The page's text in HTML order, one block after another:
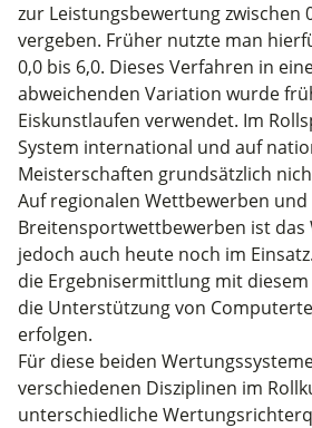
zur Leistungsbewertung zwischen
vergeben. Früher nutzte man
0,0 bis 6,0. Dieses Verfahren in
abweichenden Variation wurde
Eiskunstlaufen verwendet. Im
System international und auf
Meisterschaften grundsätzlich
Auf regionalen Wettbewerben und
Breitensportwettbewerben ist das
jedoch auch heute noch im
die Ergebnisermittlung mit
die Unterstützung von
erfolgen.
Für diese beiden
verschiedenen Disziplinen im
unterschiedliche